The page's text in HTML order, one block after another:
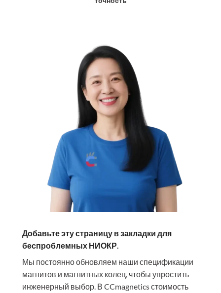
Добавьте эту страницу в закладки для
беспроблемных НИОКР.
Мы постоянно обновляем наши спецификации
магнитов и магнитных колец, чтобы упростить
инженерный выбор. В CCmagnetics стоимость